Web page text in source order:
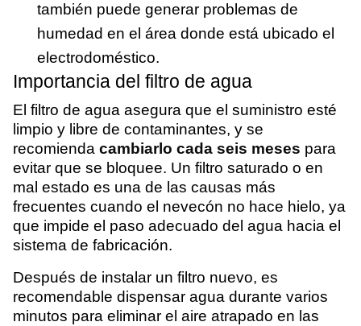
también puede generar problemas de
humedad en el área donde está ubicado el
electrodoméstico.
Importancia del filtro de agua
El filtro de agua asegura que el suministro esté
limpio y libre de contaminantes, y se
recomienda cambiarlo cada seis meses para
evitar que se bloquee. Un filtro saturado o en
mal estado es una de las causas más
frecuentes cuando el nevecón no hace hielo, ya
que impide el paso adecuado del agua hacia el
sistema de fabricación.
Después de instalar un filtro nuevo, es
recomendable dispensar agua durante varios
minutos para eliminar el aire atrapado en las